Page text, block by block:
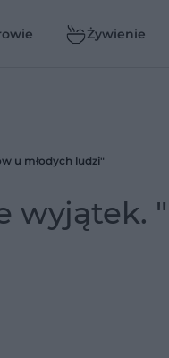
Żywienie
u młodych ludzi"
wyjątek.